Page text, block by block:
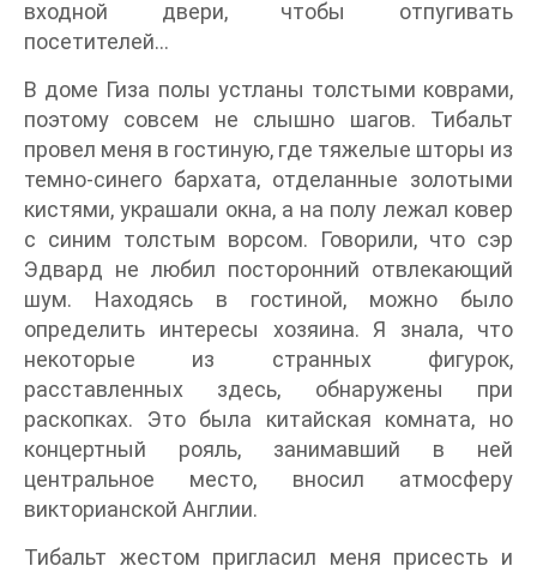
входной двери, чтобы отпугивать
посетителей…
В доме Гиза полы устланы толстыми коврами,
поэтому совсем не слышно шагов. Тибальт
провел меня в гостиную, где тяжелые шторы из
темно-синего бархата, отделанные золотыми
кистями, украшали окна, а на полу лежал ковер
с синим толстым ворсом. Говорили, что сэр
Эдвард не любил посторонний отвлекающий
шум. Находясь в гостиной, можно было
определить интересы хозяина. Я знала, что
некоторые из странных фигурок,
расставленных здесь, обнаружены при
раскопках. Это была китайская комната, но
концертный рояль, занимавший в ней
центральное место, вносил атмосферу
викторианской Англии.
Тибальт жестом пригласил меня присесть и